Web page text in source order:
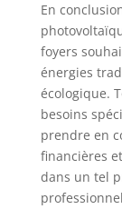
En
foyers
énergies
écologique.
besoins
prendre en
financières
dans un tel